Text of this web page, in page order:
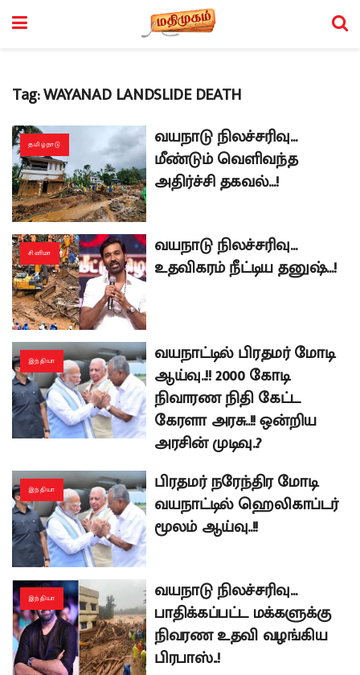
Tag:WAYANAD LANDSLIDE DEATH
தமிழ்நாடு
வயநாடு நிலச்சரிவு…
மீண்டும் வெளிவந்த
அதிர்ச்சி தகவல்…!
சினிமா
வயநாடு நிலச்சரிவு…
உதவிகரம் நீட்டிய தனுஷ்…!
இந்தியா
வயநாட்டில் பிரதமர் மோடி
ஆய்வு..!! 2000 கோடி
நிவாரண நிதி கேட்ட
கேரளா அரசு..!! ஒன்றிய
அரசின் முடிவு..?
இந்தியா
பிரதமர் நரேந்திர மோடி
வயநாட்டில் ஹெலிகாப்டர்
மூலம் ஆய்வு..!!
இந்தியா
வயநாடு நிலச்சரிவு…
பாதிக்கப்பட்ட மக்களுக்கு
நிவரண உதவி வழங்கிய
பிரபாஸ்..!